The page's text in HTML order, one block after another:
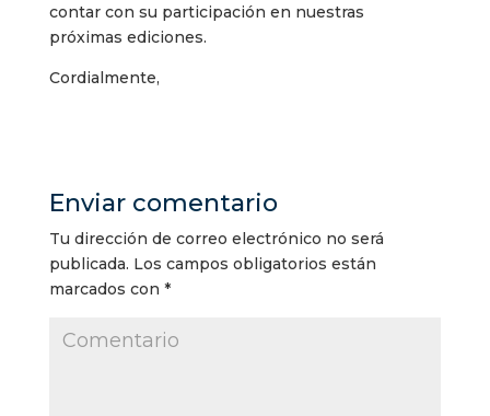
contar con su participación en nuestras
próximas ediciones.
Cordialmente,
Enviar comentario
Tu dirección de correo electrónico no será
publicada. Los campos obligatorios están
marcados con *